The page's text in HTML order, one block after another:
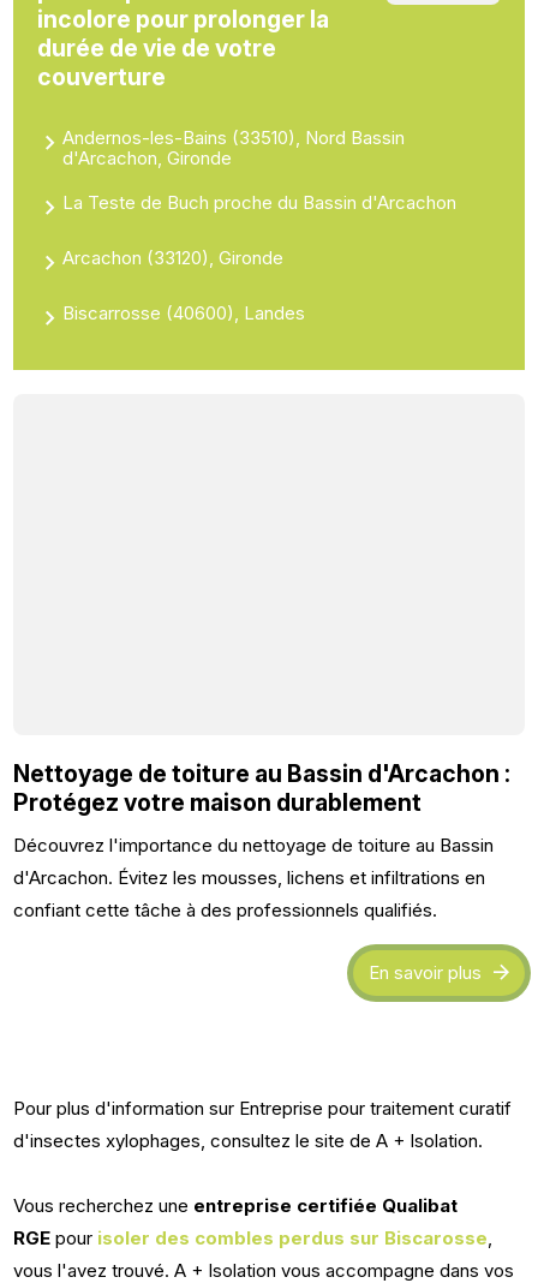
incolore pour prolonger la
durée de vie de votre
couverture
Andernos-les-Bains (33510), Nord Bassin
d'Arcachon, Gironde
La Teste de Buch proche du Bassin d'Arcachon
Arcachon (33120), Gironde
Biscarrosse (40600), Landes
Nettoyage de toiture au Bassin d'Arcachon :
Protégez votre maison durablement
Découvrez l'importance du nettoyage de toiture au Bassin
d'Arcachon. Évitez les mousses, lichens et infiltrations en
confiant cette tâche à des professionnels qualifiés.
En savoir plus
Pour plus d'information sur Entreprise pour traitement curatif
d'insectes xylophages, consultez le site de A + Isolation.
Vous recherchez une entreprise certifiée Qualibat
RGE pour isoler des combles perdus sur Biscarosse
vous l'avez trouvé. A + Isolation vous accompagne dans vos